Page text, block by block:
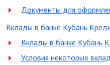
Документы для
Вклады в банке Кубань
Вклады в банке Кубань
Условия некоторых